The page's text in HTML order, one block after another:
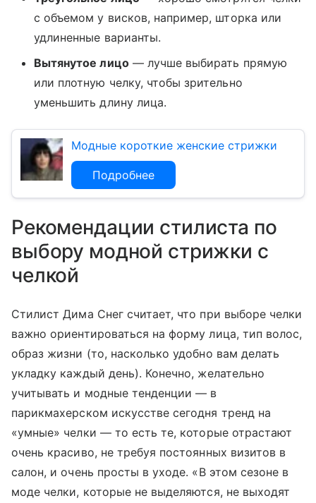
с объемом у висков, например, шторка или
удлиненные варианты.
Вытянутое лицо— лучше выбирать прямую
или плотную челку, чтобы зрительно
уменьшить длину лица.
Модные короткие женские стрижки
Подробнее
Рекомендации стилиста по
выбору модной стрижки с
челкой
Стилист Дима Снег считает, что при выборе челки
важно ориентироваться на форму лица, тип волос,
образ жизни (то, насколько удобно вам делать
укладку каждый день). Конечно, желательно
учитывать и модные тенденции — в
парикмахерском искусстве сегодня тренд на
«умные» челки — то есть те, которые отрастают
очень красиво, не требуя постоянных визитов в
салон, и очень просты в уходе. «В этом сезоне в
моде челки, которые не выделяются, не выходят